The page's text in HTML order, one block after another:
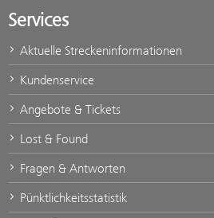
Services
Aktuelle Streckeninformationen
Kundenservice
Angebote & Tickets
Lost & Found
Fragen & Antworten
Pünktlichkeitsstatistik